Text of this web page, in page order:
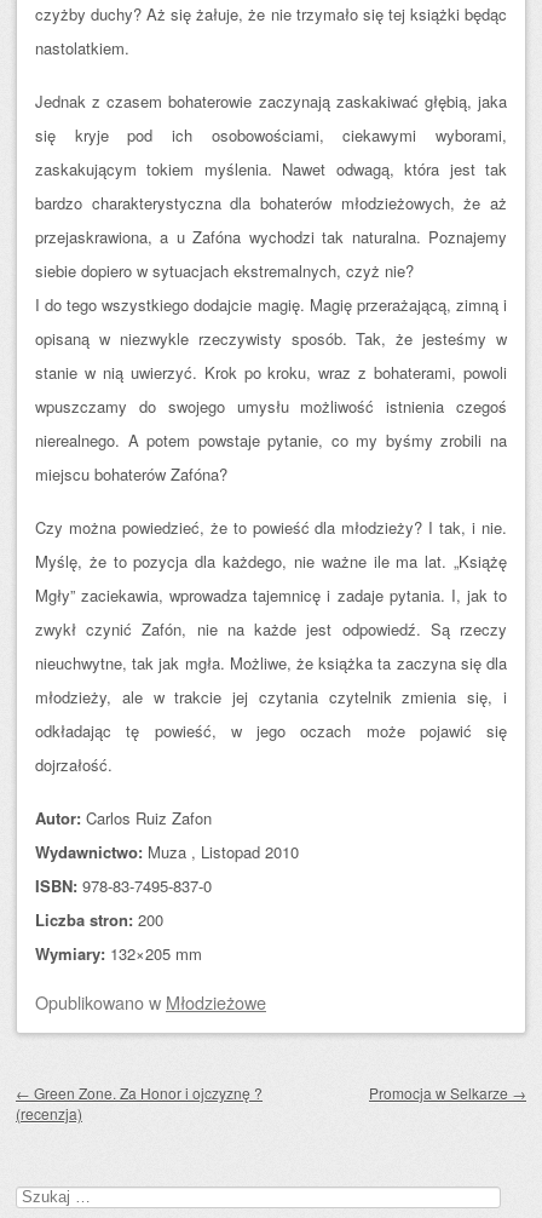
czyżby duchy? Aż się żałuje, że nie trzymało się tej książki będąc
nastolatkiem.
Jednak z czasem bohaterowie zaczynają zaskakiwać głębią, jaka
się kryje pod ich osobowościami, ciekawymi wyborami,
zaskakującym tokiem myślenia. Nawet odwagą, która jest tak
bardzo charakterystyczna dla bohaterów młodzieżowych, że aż
przejaskrawiona, a u Zafóna wychodzi tak naturalna. Poznajemy
siebie dopiero w sytuacjach ekstremalnych, czyż nie?
I do tego wszystkiego dodajcie magię. Magię przerażającą, zimną i
opisaną w niezwykle rzeczywisty sposób. Tak, że jesteśmy w
stanie w nią uwierzyć. Krok po kroku, wraz z bohaterami, powoli
wpuszczamy do swojego umysłu możliwość istnienia czegoś
nierealnego. A potem powstaje pytanie, co my byśmy zrobili na
miejscu bohaterów Zafóna?
Czy można powiedzieć, że to powieść dla młodzieży? I tak, i nie.
Myślę, że to pozycja dla każdego, nie ważne ile ma lat. „Książę
Mgły” zaciekawia, wprowadza tajemnicę i zadaje pytania. I, jak to
zwykł czynić Zafón, nie na każde jest odpowiedź. Są rzeczy
nieuchwytne, tak jak mgła. Możliwe, że książka ta zaczyna się dla
młodzieży, ale w trakcie jej czytania czytelnik zmienia się, i
odkładając tę powieść, w jego oczach może pojawić się
dojrzałość.
Autor: Carlos Ruiz Zafon
Wydawnictwo: Muza , Listopad 2010
ISBN: 978-83-7495-837-0
Liczba stron: 200
Wymiary: 132×205 mm
Opublikowanow Młodzieżowe
← Green Zone. Za Honor i ojczyznę ?
(recenzja)
Promocja w Selkarze →
Szukaj: